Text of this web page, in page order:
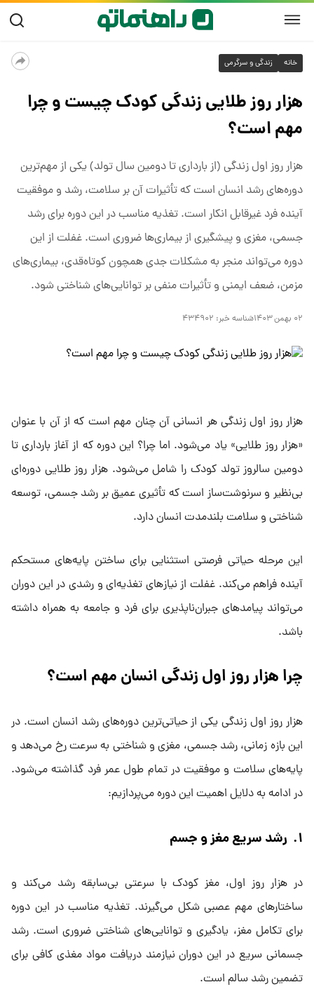
خانه زندگی و سرگرمی
هزار روز طلایی زندگی کودک چیست و چرا
مهم است؟
هزار روز اول زندگی (از بارداری تا دومین سال تولد) یکی از مهم‌ترین
دوره‌های رشد انسان است که تأثیرات آن بر سلامت، رشد و موفقیت
آینده فرد غیرقابل انکار است. تغذیه مناسب در این دوره برای رشد
جسمی، مغزی و پیشگیری از بیماری‌ها ضروری است. غفلت از این
دوره می‌تواند منجر به مشکلات جدی همچون کوتاه‌قدی، بیماری‌های
مزمن، ضعف ایمنی و تأثیرات منفی بر توانایی‌های شناختی شود.
۰۲ بهمن ۱۴۰۳ شناسه خبر: ۴۳۴۹۰۲
هزار روز اول زندگی هر انسانی آن چنان مهم است که از آن با عنوان
«هزار روز طلایی» یاد می‌شود. اما چرا؟ این دوره که از آغاز بارداری تا
دومین سالروز تولد کودک را شامل می‌شود. هزار روز طلایی دوره‌ای
بی‌نظیر و سرنوشت‌ساز است که تأثیری عمیق بر رشد جسمی، توسعه
شناختی و سلامت بلندمدت انسان دارد.
این مرحله حیاتی فرصتی استثنایی برای ساختن پایه‌های مستحکم
آینده فراهم می‌کند. غفلت از نیازهای تغذیه‌ای و رشدی در این دوران
می‌تواند پیامدهای جبران‌ناپذیری برای فرد و جامعه به همراه داشته
باشد.
چرا هزار روز اول زندگی انسان مهم است؟
هزار روز اول زندگی یکی از حیاتی‌ترین دوره‌های رشد انسان است. در
این بازه زمانی، رشد جسمی، مغزی و شناختی به سرعت رخ می‌دهد و
پایه‌های سلامت و موفقیت در تمام طول عمر فرد گذاشته می‌شود.
در ادامه به دلایل اهمیت این دوره می‌پردازیم:
۱. رشد سریع مغز و جسم
در هزار روز اول، مغز کودک با سرعتی بی‌سابقه رشد می‌کند و
ساختارهای مهم عصبی شکل می‌گیرند. تغذیه مناسب در این دوره
برای تکامل مغز، یادگیری و توانایی‌های شناختی ضروری است. رشد
جسمانی سریع در این دوران نیازمند دریافت مواد مغذی کافی برای
تضمین رشد سالم است.